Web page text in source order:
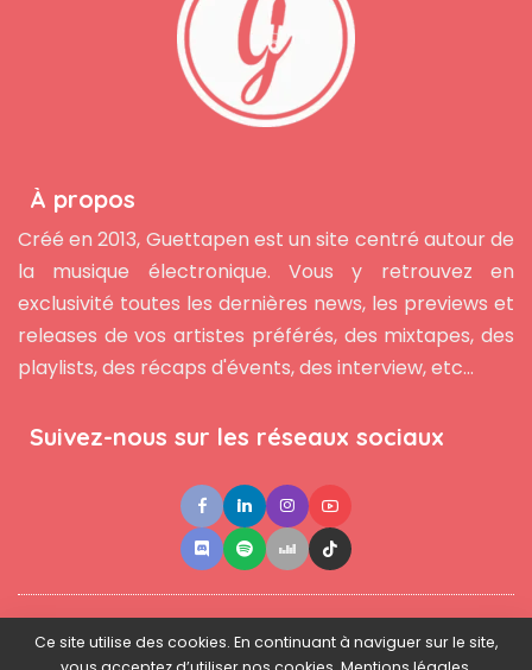
À propos
Créé en 2013, Guettapen est un site centré autour de
la musique électronique. Vous y retrouvez en
exclusivité toutes les dernières news, les previews et
releases de vos artistes préférés, des mixtapes, des
playlists, des récaps d'évents, des interview, etc...
Suivez-nous sur les réseaux sociaux
Contact ●Newsletter ● L'équipe ● Mentions légales
Ce site utilise des cookies. En continuant à naviguer sur le site,